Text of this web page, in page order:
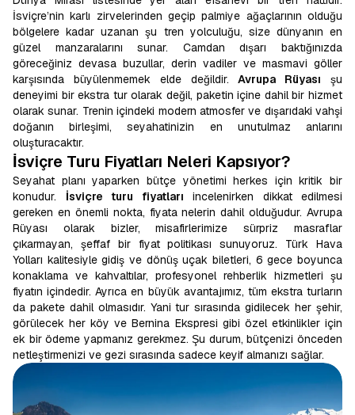
İsviçre’nin karlı zirvelerinden geçip palmiye ağaçlarının olduğu
bölgelere kadar uzanan şu tren yolculuğu, size dünyanın en
güzel manzaralarını sunar. Camdan dışarı baktığınızda
göreceğiniz devasa buzullar, derin vadiler ve masmavi göller
karşısında büyülenmemek elde değildir.Avrupa Rüyası şu
deneyimi bir ekstra tur olarak değil, paketin içine dahil bir hizmet
olarak sunar. Trenin içindeki modern atmosfer ve dışarıdaki vahşi
doğanın birleşimi, seyahatinizin en unutulmaz anlarını
oluşturacaktır.
İsviçre Turu Fiyatları Neleri Kapsıyor?
Seyahat planı yaparken bütçe yönetimi herkes için kritik bir
konudur. İsviçre turu fiyatları incelenirken dikkat edilmesi
gereken en önemli nokta, fiyata nelerin dahil olduğudur. Avrupa
Rüyası olarak bizler, misafirlerimize sürpriz masraflar
çıkarmayan, şeffaf bir fiyat politikası sunuyoruz. Türk Hava
Yolları kalitesiyle gidiş ve dönüş uçak biletleri, 6 gece boyunca
konaklama ve kahvaltılar, profesyonel rehberlik hizmetleri şu
fiyatın içindedir. Ayrıca en büyük avantajımız, tüm ekstra turların
da pakete dahil olmasıdır. Yani tur sırasında gidilecek her şehir,
görülecek her köy ve Bernina Ekspresi gibi özel etkinlikler için
ek bir ödeme yapmanız gerekmez. Şu durum, bütçenizi önceden
netleştirmenizi ve gezi sırasında sadece keyif almanızı sağlar.